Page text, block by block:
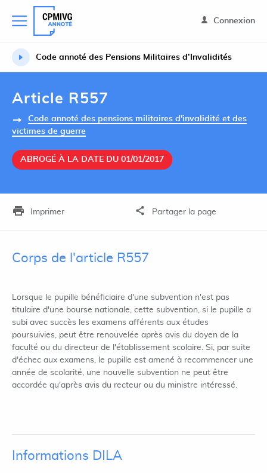
Connexion
Code annoté des Pensions Militaires d’Invalidités
Article R557
Code annoté des pensions militaires d'invalidité et des
victimes de guerre
ABROGÉ À LA DATE DU 01/01/2017
Imprimer Partager la page
Corps de l'article R557
Lorsque le pupille bénéficiaire d'une subvention n'est pas
titulaire d'une bourse nationale, cette subvention, si le pupille a
subi avec succès les examens afférents aux études
poursuivies, peut être renouvelée après avis du doyen de la
faculté ou du directeur de l'établissement scolaire. Si, par suite
d'échec aux examens, le pupille est amené à recommencer une
année de scolarité, une nouvelle subvention ne peut être
accordée qu'après avis du recteur ou du ministre intéressé.
Informations DILA